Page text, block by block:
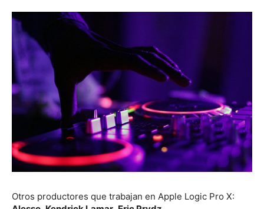
Otros productores que trabajan en Apple Logic Pro X: